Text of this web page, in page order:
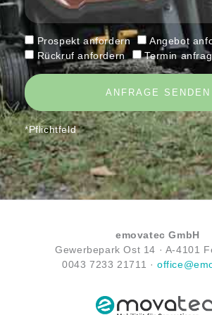
r
i
c
h
t
a
n
f
o
r
d
e
r
n
Prospekt anfordern
Angebot
Rückruf anfordern
Termin
ANFRAGE SENDEN
*Pflichtfeld
emovatec GmbH
Gewerbepark Ost 14 · A-4101
00437233 21711 ·